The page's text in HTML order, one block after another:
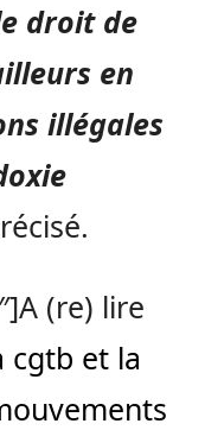
droit de
en
illégales
(re) lire
cgtb et la